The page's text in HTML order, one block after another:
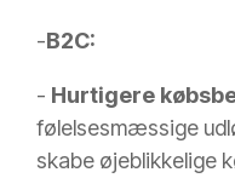
-B2C:
- Hurtigere
følelsesmæssige
skabe øjeblikkelige